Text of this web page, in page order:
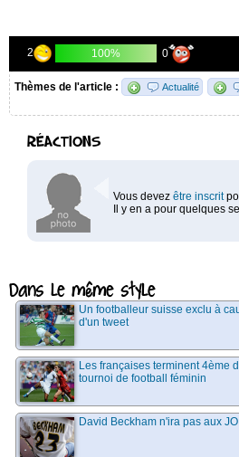
2 100% 0
Thèmes de l'article : Actualité
RÉACTIONS
Vous devez être inscrit
Il y en a pour quelques
Dans le même style
Un footballeur suisse exclu à
d'un tweet
Les françaises terminent 4ème
tournoi de football féminin
David Beckham n'ira pas aux JO